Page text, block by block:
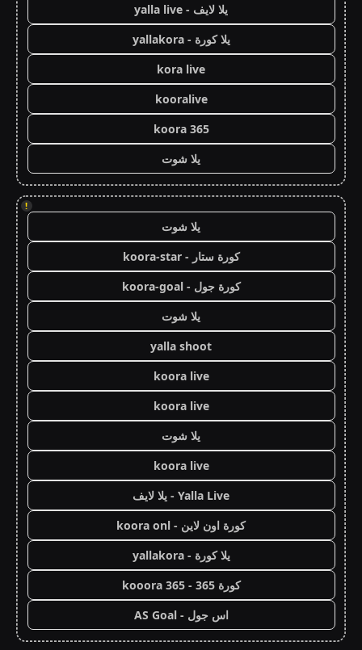
يلا لايف - yalla live
يلا كورة - yallakora
kora live
kooralive
koora 365
يلا شوت
!
يلا شوت
كورة ستار - koora-star
كورة جول - koora-goal
يلا شوت
yalla shoot
koora live
koora live
يلا شوت
koora live
Yalla Live - يلا لايف
كورة اون لاين - koora onl
يلا كورة - yallakora
كورة 365 - kooora 365
اس جول - AS Goal